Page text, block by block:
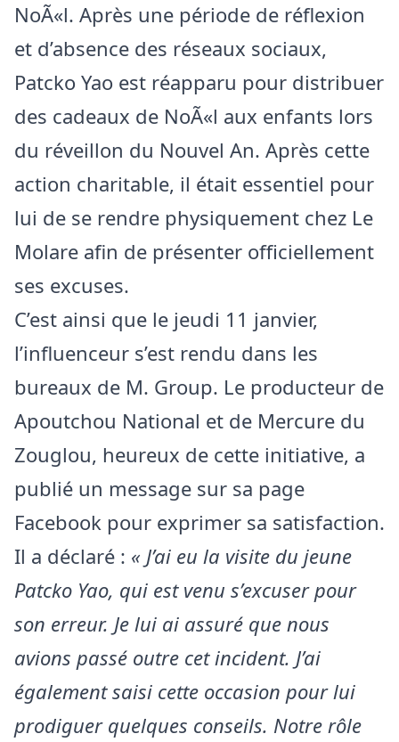
NoÃ«l. Après une période de réflexion
et d’absence des réseaux sociaux,
Patcko Yao est réapparu pour distribuer
des cadeaux de NoÃ«l aux enfants lors
du réveillon du Nouvel An. Après cette
action charitable, il était essentiel pour
lui de se rendre physiquement chez Le
Molare afin de présenter officiellement
ses excuses.
C’est ainsi que le jeudi 11 janvier,
l’influenceur s’est rendu dans les
bureaux de M. Group. Le producteur de
Apoutchou National et de Mercure du
Zouglou, heureux de cette initiative, a
publié un message sur sa page
Facebook pour exprimer sa satisfaction.
Il a déclaré : « J’ai eu la visite du jeune
Patcko Yao, qui est venu s’excuser pour
son erreur. Je lui ai assuré que nous
avions passé outre cet incident. J’ai
également saisi cette occasion pour lui
prodiguer quelques conseils. Notre rôle